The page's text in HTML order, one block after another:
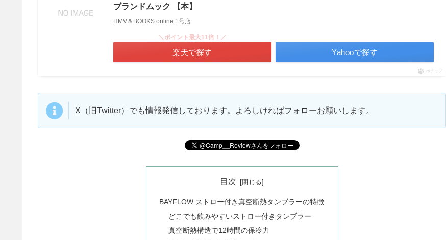
ブランドムック 【本】
HMV＆BOOKS online 1号店
＼ポイント最大11倍！／
楽天で探す Yahooで探す
ポチップ
X（旧Twitter）でも情報発信しております。よろしければフォローお願いします。
目次
BAYFLOW ストロー付き真空断熱タンブラーの特徴
どこでも飲みやすいストロー付きタンブラー
真空断熱構造で12時間の保冷力